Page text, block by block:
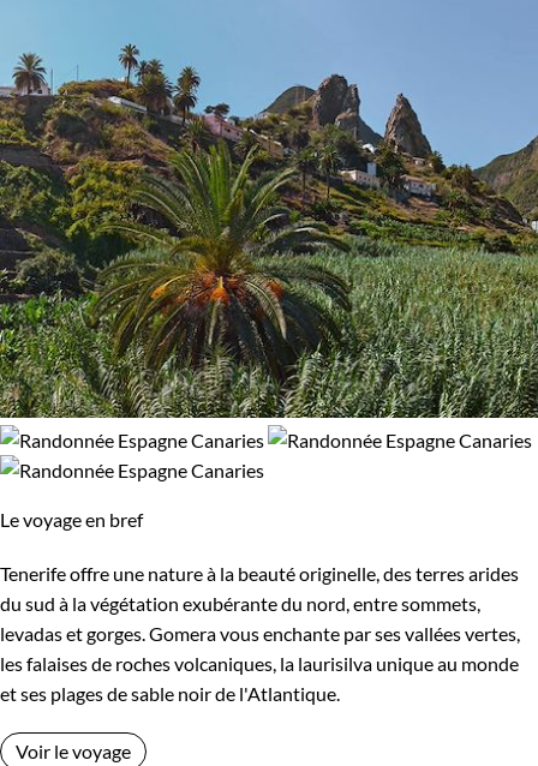
Le voyage en bref
Tenerife offre une nature à la beauté originelle, des terres arides
du sud à la végétation exubérante du nord, entre sommets,
levadas et gorges. Gomera vous enchante par ses vallées vertes,
les falaises de roches volcaniques, la laurisilva unique au monde
et ses plages de sable noir de l'Atlantique.
Voir le voyage